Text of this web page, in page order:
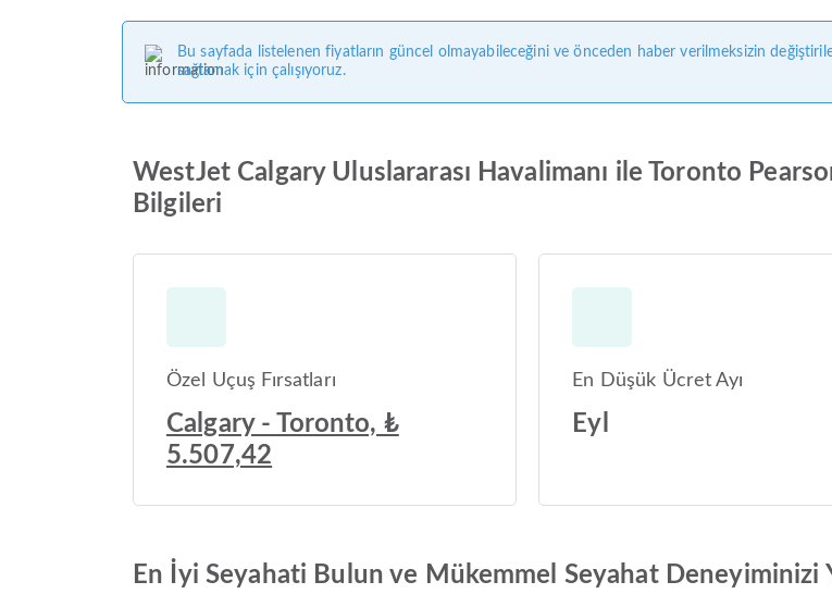
Bu sayfada listelenen fiyatların güncel olmayabileceğini ve önceden haber verilmeksizin
sağlamak için çalışıyoruz.
WestJet Calgary Uluslararası Havalimanı ile Toronto
Bilgileri
Özel Uçuş Fırsatları
Calgary - Toronto, ₺
5.507,42
En Düşük Ücret Ayı
Eyl
En İyi Seyahati Bulun ve Mükemmel Seyahat Deneyiminizi